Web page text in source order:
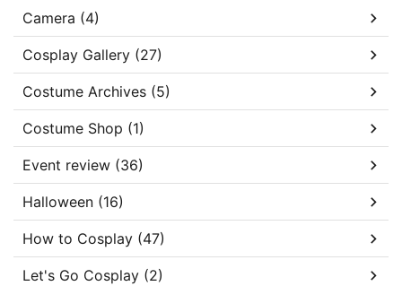
Camera (4)
Cosplay Gallery (27)
Costume Archives (5)
Costume Shop (1)
Event review (36)
Halloween (16)
How to Cosplay (47)
Let's Go Cosplay (2)